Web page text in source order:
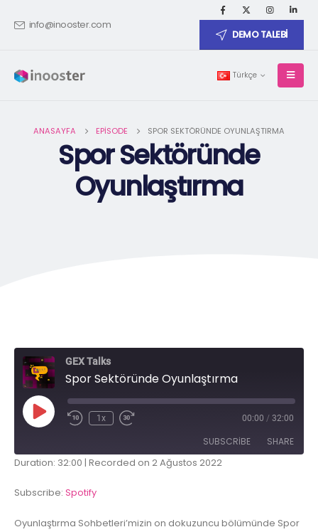
info@inooster.com
DEMO TALEBİ
Türkçe
ANASAYFA EPISODE SPOR SEKTÖRÜNDE OYUNLAŞTIRMA
Spor Sektöründe
Oyunlaştırma
GEX Talks
Spor Sektöründe Oyunlaştırma
1x 00:00 / 32:00
SUBSCRIBE SHARE
Duration: 32:00 | Recorded on 2 Ağustos 2022
Subscribe: Spotify
Oyunlaştırma Sohbetleri’mizin on dokuzuncu bölümünde Spor